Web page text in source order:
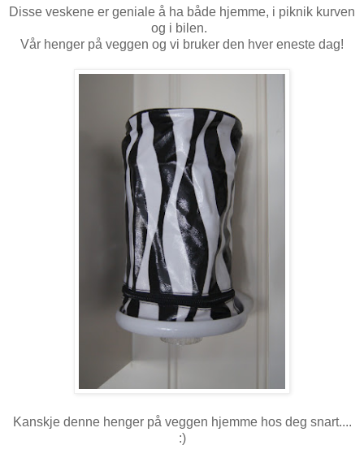
Disse veskene er geniale å ha både hjemme, i piknik kurven
og i bilen.
Vår henger på veggen og vi bruker den hver eneste dag!
Kanskje denne henger på veggen hjemme hos deg snart....
:)